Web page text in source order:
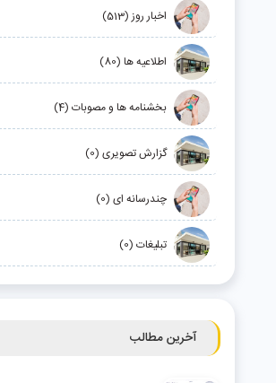
اخبار روز (513)
اطلاعیه ها (80)
بخشنامه ها و مصوبات (4)
گزارش تصویری (0)
چندرسانه ای (0)
تبلیغات (0)
آخرین مطالب